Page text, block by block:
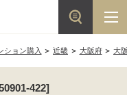
ション購入 近畿 大阪府 大
422]